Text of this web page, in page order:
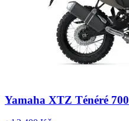
Yamaha XTZ Ténéré 700